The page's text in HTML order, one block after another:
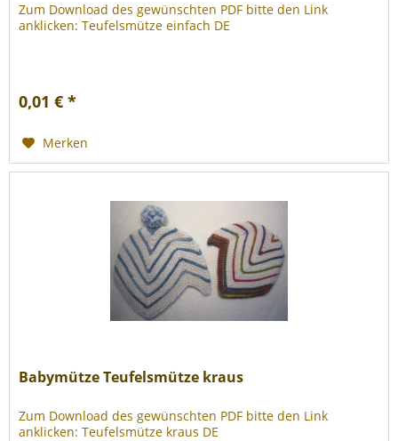
Zum Download des gewünschten PDF bitte den Link
anklicken: Teufelsmütze einfach DE
0,01 € *
Merken
Babymütze Teufelsmütze kraus
Zum Download des gewünschten PDF bitte den Link
anklicken: Teufelsmütze kraus DE